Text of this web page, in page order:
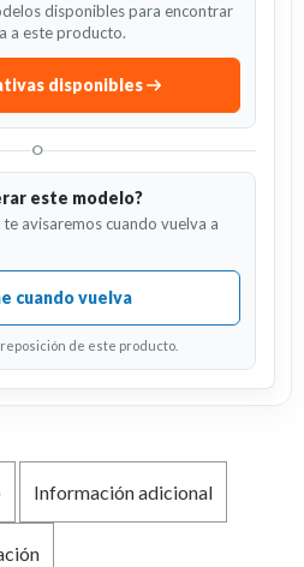
disponibles para encontrar
a este producto.
disponibles
O
este modelo?
avisaremos cuando vuelva a
cuando vuelva
de este producto.
Información adicional